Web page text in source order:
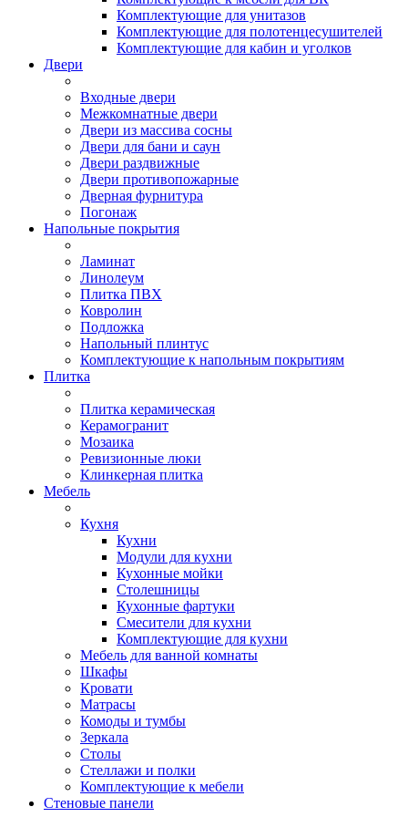
Комплектующие для унитазов
Комплектующие для полотенцесушителей
Комплектующие для кабин и уголков
Двери
Входные двери
Межкомнатные двери
Двери из массива сосны
Двери для бани и саун
Двери раздвижные
Двери противопожарные
Дверная фурнитура
Погонаж
Напольные покрытия
Ламинат
Линолеум
Плитка ПВХ
Ковролин
Подложка
Напольный плинтус
Комплектующие к напольным покрытиям
Плитка
Плитка керамическая
Керамогранит
Мозаика
Ревизионные люки
Клинкерная плитка
Мебель
Кухня
Кухни
Модули для кухни
Кухонные мойки
Столешницы
Кухонные фартуки
Смесители для кухни
Комплектующие для кухни
Мебель для ванной комнаты
Шкафы
Кровати
Матрасы
Комоды и тумбы
Зеркала
Столы
Стеллажи и полки
Комплектующие к мебели
Стеновые панели